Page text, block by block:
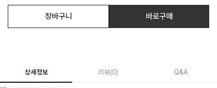
장바구니 바로구매
상세정보 리뷰(0) Q&A